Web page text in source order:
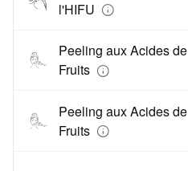
l'HIFU
Peeling aux Acides de
Fruits
Peeling aux Acides de
Fruits